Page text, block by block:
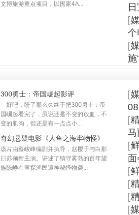
文博旅游重点项目，以国家4A...
[
个
[
施
300勇士：帝国崛起影评
好吧，盼了那么久终于把300勇士：帝
国崛起看完了，虽说还是不变的放血，不
变的肌肉，但还是有一点点小...
奇幻悬疑电影《人鱼之海牢物怪》
该片由蔡峻峰编剧并执导，赵樱子与白那
日苏领衔主演。讲述了镇守雾岛的百年望
族陈峥在查探渔民遭神秘怪物袭...
[
[
马
[
面
[
[
[
[